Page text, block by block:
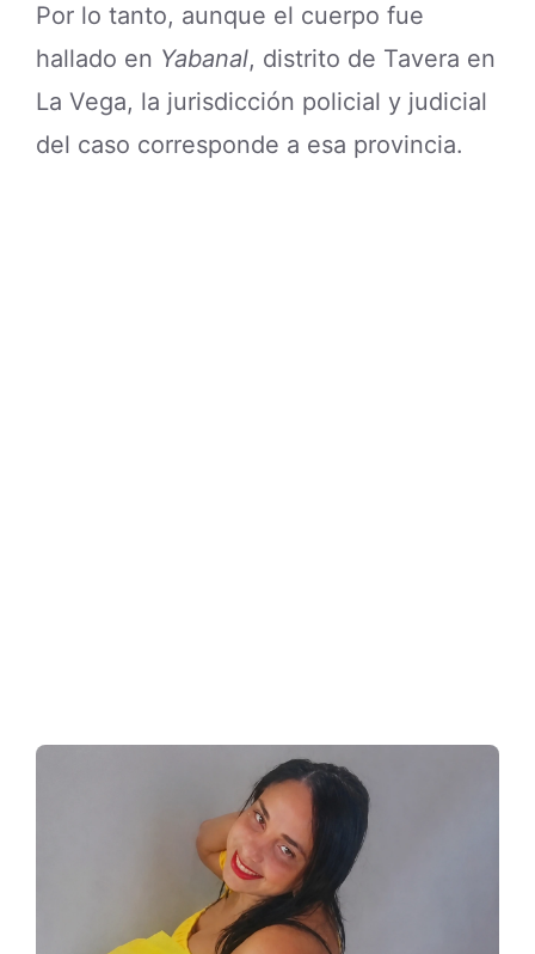
Por lo tanto, aunque el cuerpo fue
hallado en Yabanal, distrito de Tavera en
La Vega, la jurisdicción policial y judicial
del caso corresponde a esa provincia.